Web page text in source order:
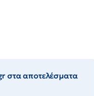
στα αποτελέσματα